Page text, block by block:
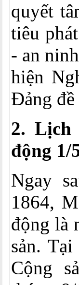
quyết
tiêu
- an
hiện
Đảng đề
2. Lịch
động 1/
Ngay
1864,
động là
sản.
Cộng